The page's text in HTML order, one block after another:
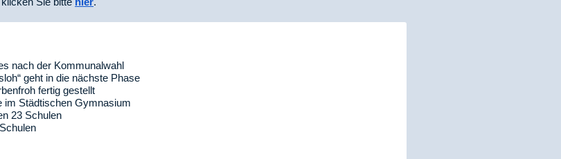
nach der Kommunalwahl
geht in die nächste Phase
fertig gestellt
im Städtischen Gymnasium
23 Schulen